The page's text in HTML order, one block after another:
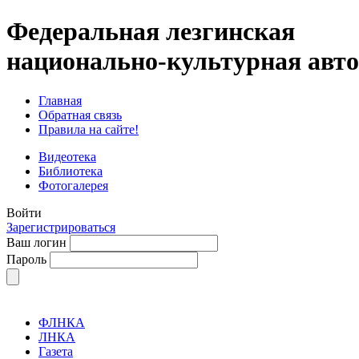
Федеральная лезгинская
национально-культурная
Главная
Обратная связь
Правила на сайте!
Видеотека
Библиотека
Фотогалерея
Войти
Зарегистрироваться
Ваш логин
Пароль
ФЛНКА
ЛНКА
Газета